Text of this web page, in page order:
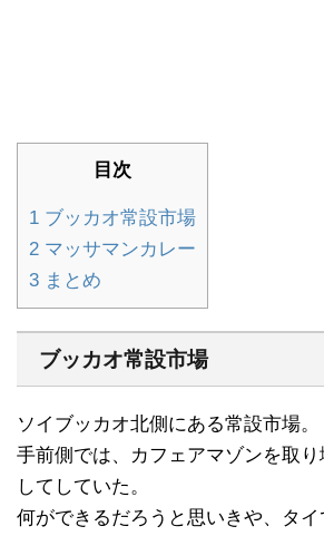
目次
1 ブッカオ常設市場
2 マッサマンカレー
3 まとめ
ブッカオ常設市場
ソイブッカオ北側にある常設市場。
手前側では、カフェアマゾンを取
してしていた。
何ができるだろうと思いきや、タ